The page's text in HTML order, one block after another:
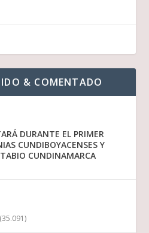
& COMENTADO
DURANTE EL PRIMER
CUNDIBOYACENSES Y
CUNDINAMARCA
(35.091)